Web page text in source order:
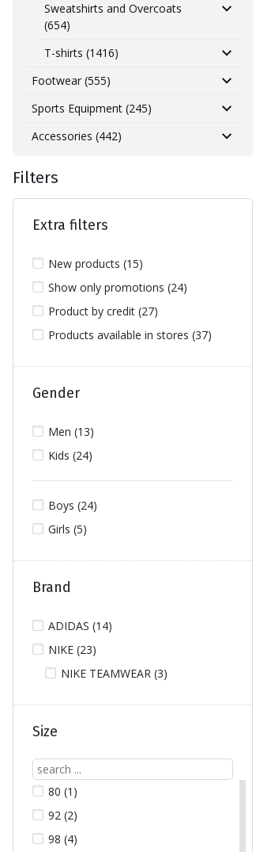
Sweatshirts and Overcoats
(654)
T-shirts (1416)
Footwear (555)
Sports Equipment (245)
Accessories (442)
Filters
Extra filters
New products (15)
Show only promotions (24)
Product by credit (27)
Products available in stores (37)
Gender
Men (13)
Kids (24)
Boys (24)
Girls (5)
Brand
ADIDAS (14)
NIKE (23)
NIKE TEAMWEAR (3)
Size
80 (1)
92 (2)
98 (4)